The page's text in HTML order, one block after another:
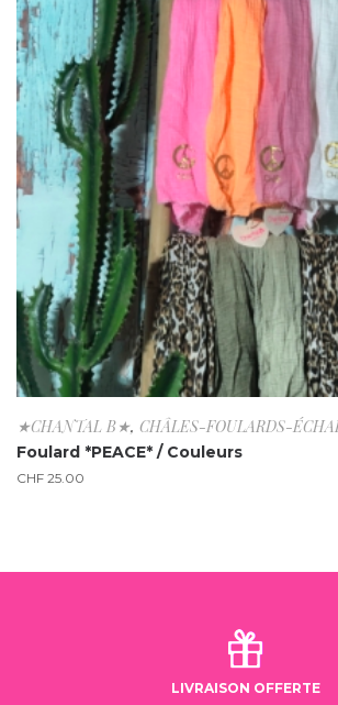
★CHANTAL B★, CHÂLES-FOULARDS-
Foulard *PEACE* / Couleurs
CHF 25.00
LIVRAISON OFFERTE